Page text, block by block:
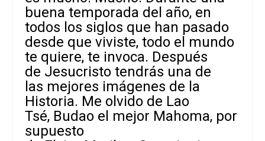
buena temporada del año, en
todos los siglos que han pasado
desde que viviste, todo el mundo
te quiere, te invoca. Después
de Jesucristo tendrás una de
las mejores imágenes de la
Historia. Me olvido de Lao
Tsé, Budao el mejor Mahoma, por
supuesto